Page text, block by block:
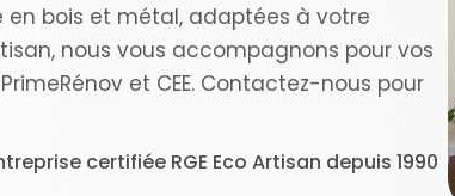
en bois et métal, adaptées à votre
nous vous accompagnons pour vos
et CEE. Contactez-nous pour
certifiée RGE Eco Artisan depuis 1990